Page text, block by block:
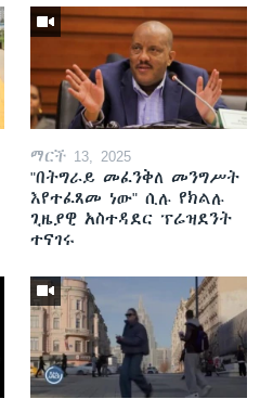
ማርች 13, 2025
"በትግራይ መፈንቅለ መንግሥት
እየተፈጸመ ነው" ሲሉ የክልሉ
ጊዜያዊ አስተዳደር ፕሬዝደንት
ተናገሩ